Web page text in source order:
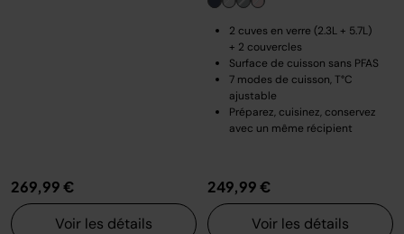
269,99 €
Voir les détails
2 cuves en verre (2.3L + 5.7L)
+ 2 couvercles
Surface de cuisson sans PFAS
7 modes de cuisson, T°C
ajustable
Préparez, cuisinez, conservez
avec un même récipient
249,99 €
Voir les détails